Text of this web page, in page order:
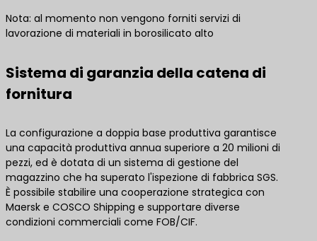
Nota: al momento non vengono forniti servizi di
lavorazione di materiali in borosilicato alto
Sistema di garanzia della catena di
fornitura
La configurazione a doppia base produttiva garantisce
una capacità produttiva annua superiore a 20 milioni di
pezzi, ed è dotata di un sistema di gestione del
magazzino che ha superato l'ispezione di fabbrica SGS.
È possibile stabilire una cooperazione strategica con
Maersk e COSCO Shipping e supportare diverse
condizioni commerciali come FOB/CIF.